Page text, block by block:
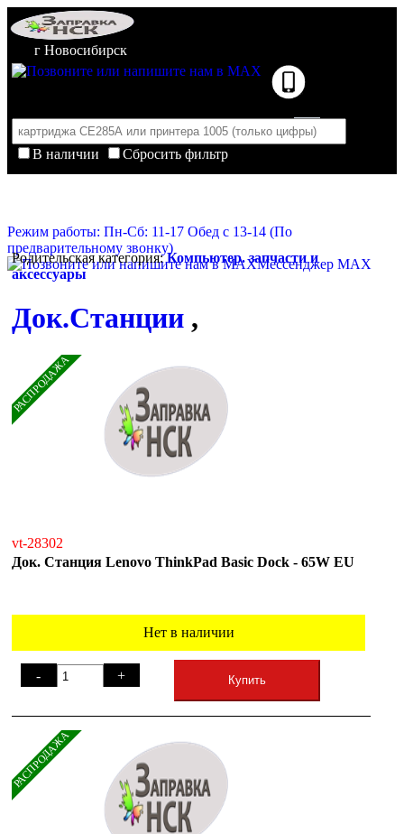
г Новосибирск
В наличии
Сбросить фильтр
Корзина пуста
Режим работы: Пн-Сб: 11-17 Обед с 13-14 (По
предварительному звонку)
Мессенджер MAX
Родительская категория:Компьютер. запчасти и
аксессуары
Док.Станции ,
РАСПРОДАЖА
vt-28302
Док. Станция Lenovo ThinkPad Basic Dock - 65W EU
Нет в наличии
- + Купить
РАСПРОДАЖА